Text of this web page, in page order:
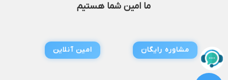
ما امین شما هستیم
مشاوره رایگان امین آنلاین